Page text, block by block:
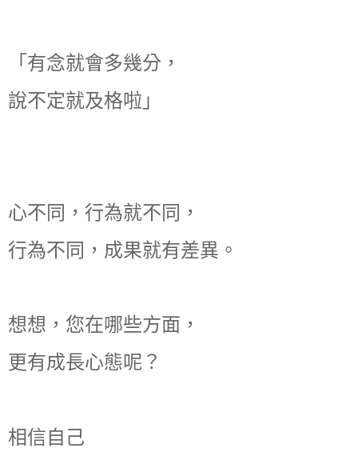
「有念就會多幾分，
說不定就及格啦」
心不同，行為就不同，
行為不同，成果就有差異。
想想，您在哪些方面，
更有成長心態呢？
相信自己